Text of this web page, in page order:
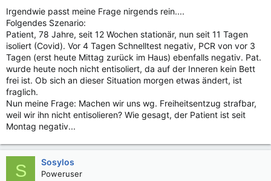
Irgendwie passt meine Frage nirgends rein....
Folgendes Szenario:
Patient, 78 Jahre, seit 12 Wochen stationär, nun seit 11 Tagen
isoliert (Covid). Vor 4 Tagen Schnelltest negativ, PCR von vor 3
Tagen (erst heute Mittag zurück im Haus) ebenfalls negativ. Pat.
wurde heute noch nicht entisoliert, da auf der Inneren kein Bett
frei ist. Ob sich an dieser Situation morgen etwas ändert, ist
fraglich.
Nun meine Frage: Machen wir uns wg. Freiheitsentzug strafbar,
weil wir ihn nicht entisolieren? Wie gesagt, der Patient ist seit
Montag negativ...
S Sosylos
Poweruser